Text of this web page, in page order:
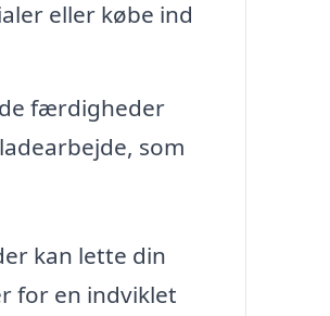
eller købe ind
færdigheder
som
kan lette din
for en indviklet